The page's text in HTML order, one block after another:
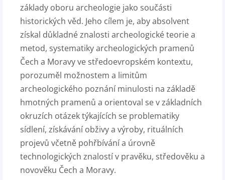
základy oboru archeologie jako součásti
historických věd. Jeho cílem je, aby absolvent
získal důkladné znalosti archeologické teorie a
metod, systematiky archeologických pramenů
Čech a Moravy ve středoevropském kontextu,
porozuměl možnostem a limitům
archeologického poznání minulosti na základě
hmotných pramenů a orientoval se v základních
okruzích otázek týkajících se problematiky
sídlení, získávání obživy a výroby, rituálních
projevů včetně pohřbívání a úrovně
technologických znalostí v pravěku, středověku a
novověku Čech a Moravy.